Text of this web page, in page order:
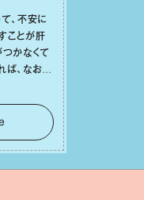
、不安に
ことが肝
かなくて
ば、なおさ
た、広い
必要な⽇で
は課題の⼀